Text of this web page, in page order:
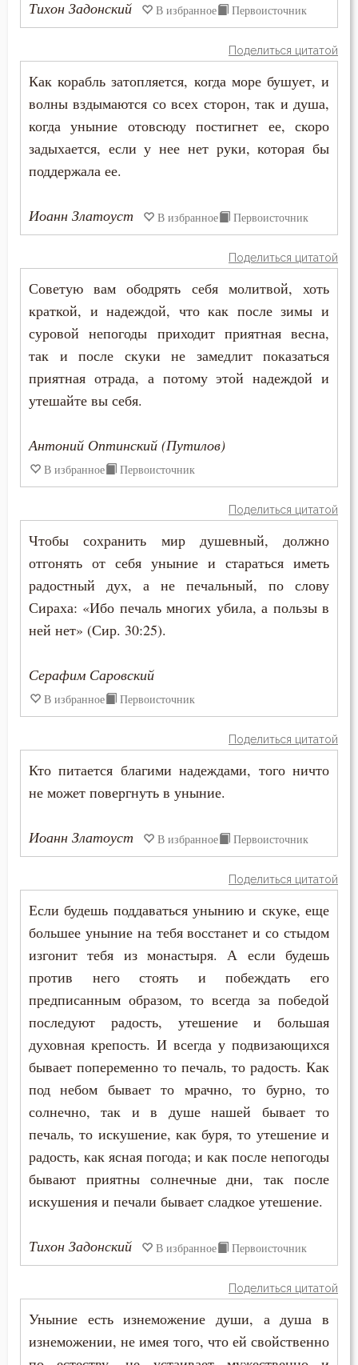
Осуждение
Очищение
Память
Печаль по Богу
Плоть
Подвиг
Подготовка к смерти
Познание себя
Позор
Поклон
Помощь Божия
Порок
Послушание
Похвала
Похоть
Почитание Бога
Праздник
Праздность
Прелесть
Прелюбодеяние
Преображение Господне
Призвание
Пример
Причастие
Проповеди
Тихон Задонский В избранное Первоисточник
Поделиться цитатой
Как корабль затопляется, когда море бушует, и
волны вздымаются со всех сторон, так и душа,
когда уныние отовсюду постигнет ее, скоро
задыхается, если у нее нет руки, которая бы
поддержала ее.
Иоанн Златоуст В избранное Первоисточник
Поделиться цитатой
Советую вам ободрять себя молитвой, хоть
краткой, и надеждой, что как после зимы и
суровой непогоды приходит приятная весна,
так и после скуки не замедлит показаться
приятная отрада, а потому этой надеждой и
утешайте вы себя.
Антоний Оптинский (Путилов)
В избранное Первоисточник
Поделиться цитатой
Чтобы сохранить мир душевный, должно
отгонять от себя уныние и стараться иметь
радостный дух, а не печальный, по слову
Сираха: «Ибо печаль многих убила, а пользы в
ней нет» (Сир. 30:25).
Серафим Саровский
В избранное Первоисточник
Поделиться цитатой
Кто питается благими надеждами, того ничто
не может повергнуть в уныние.
Иоанн Златоуст В избранное Первоисточник
Поделиться цитатой
Если будешь поддаваться унынию и скуке, еще
большее уныние на тебя восстанет и со стыдом
изгонит тебя из монастыря. А если будешь
против него стоять и побеждать его
предписанным образом, то всегда за победой
последуют радость, утешение и большая
духовная крепость. И всегда у подвизающихся
бывает попеременно то печаль, то радость. Как
под небом бывает то мрачно, то бурно, то
солнечно, так и в душе нашей бывает то
печаль, то искушение, как буря, то утешение и
радость, как ясная погода; и как после непогоды
бывают приятны солнечные дни, так после
искушения и печали бывает сладкое утешение.
Тихон Задонский В избранное Первоисточник
Поделиться цитатой
Уныние есть изнеможение души, а душа в
изнеможении, не имея того, что ей свойственно